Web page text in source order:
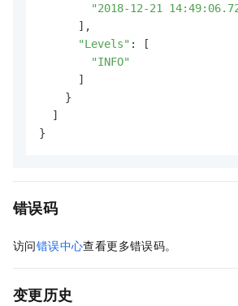
"2018-12-21
      ],
"Levels" : [
"INFO"
      ]
    }
  ]
}
错误码
访问错误中心查看更多错误码。
变更历史